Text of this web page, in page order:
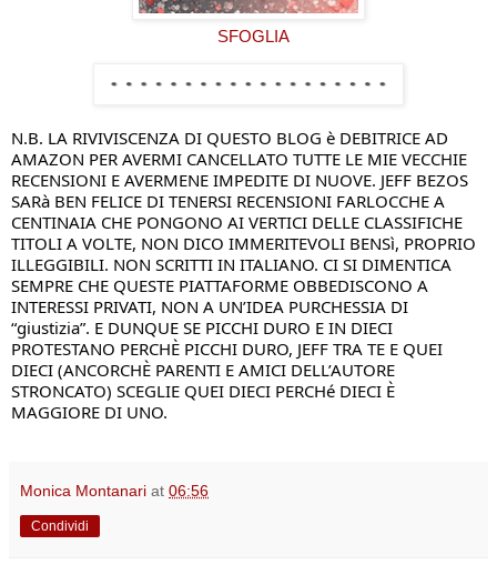
SFOGLIA
N.B. LA RIVIVISCENZA DI QUESTO BLOG è DEBITRICE AD
AMAZON PER AVERMI CANCELLATO TUTTE LE MIE VECCHIE
RECENSIONI E AVERMENE IMPEDITE DI NUOVE. JEFF BEZOS
SARà BEN FELICE DI TENERSI RECENSIONI FARLOCCHE A
CENTINAIA CHE PONGONO AI VERTICI DELLE CLASSIFICHE
TITOLI A VOLTE, NON DICO IMMERITEVOLI BENSì, PROPRIO
ILLEGGIBILI. NON SCRITTI IN ITALIANO. CI SI DIMENTICA
SEMPRE CHE QUESTE PIATTAFORME OBBEDISCONO A
INTERESSI PRIVATI, NON A UN’IDEA PURCHESSIA DI
“giustizia”. E DUNQUE SE PICCHI DURO E IN DIECI
PROTESTANO PERCHÈ PICCHI DURO, JEFF TRA TE E QUEI
DIECI (ANCORCHÈ PARENTI E AMICI DELL’AUTORE
STRONCATO) SCEGLIE QUEI DIECI PERCHé DIECI È
MAGGIORE DI UNO.
Monica Montanari at 06:56
Condividi